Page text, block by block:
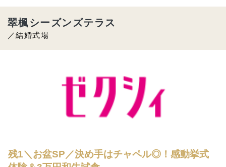
／結婚式場
翠楓シーズンズテラス
残1＼お盆SP／決め手はチャペル◎！感動挙式